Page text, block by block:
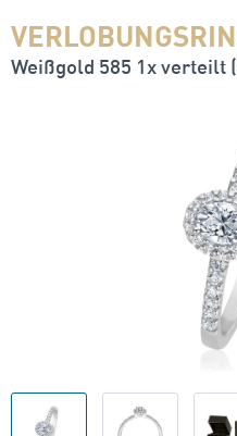
Weißgold 585 1x verteilt